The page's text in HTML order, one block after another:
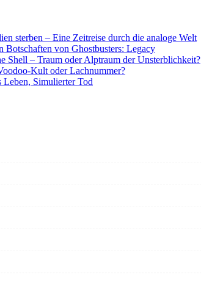
sterben – Eine Zeitreise durch die analoge Welt
Botschaften von Ghostbusters: Legacy
Shell – Traum oder Alptraum der Unsterblichkeit?
Kult oder Lachnummer?
Leben, Simulierter Tod